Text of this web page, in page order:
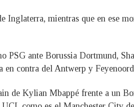
mientras que en ese
PSG ante Borussia Dortmund,
contra del Antwerp y
de Kylian Mbappé frente a un